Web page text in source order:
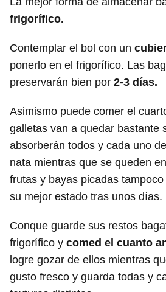
frigorífico.
Contemplar el bol con un
ponerlo en el frigorífico. Las
preservarán bien por 2-3 días.
Asimismo puede comer el
galletas van a quedar bastante
absorberán todos y cada uno
nata mientras que se queden
frutas y bayas picadas
su mejor estado tras unos días.
Conque guarde sus restos
frigorífico y comed el cuanto
logre gozar de ellos mientras
gusto fresco y guarda todas y